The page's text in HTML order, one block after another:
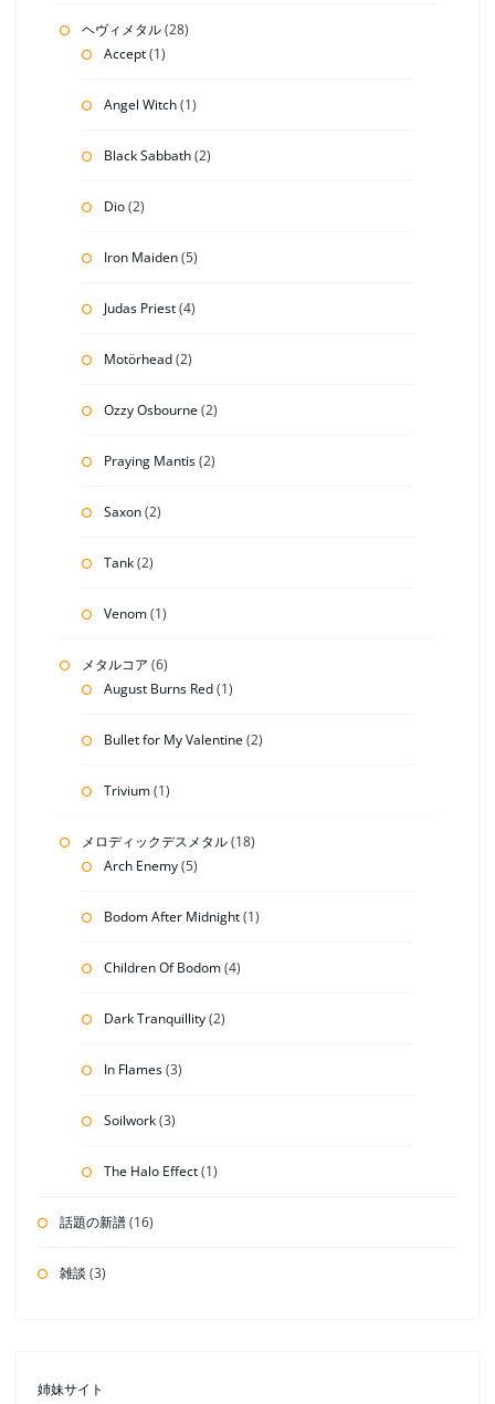
ヘヴィメタル(28)
Accept(1)
Angel Witch(1)
Black Sabbath(2)
Dio(2)
Iron Maiden(5)
Judas Priest(4)
Motörhead(2)
Ozzy Osbourne(2)
Praying Mantis(2)
Saxon(2)
Tank(2)
Venom(1)
メタルコア (6)
August Burns Red(1)
Bullet for My Valentine(2)
Trivium(1)
メロディックデスメタル(18)
Arch Enemy(5)
Bodom After Midnight(1)
Children Of Bodom(4)
Dark Tranquillity(2)
In Flames(3)
Soilwork(3)
The Halo Effect(1)
話題の新譜(16)
雑談 (3)
姉妹サイト